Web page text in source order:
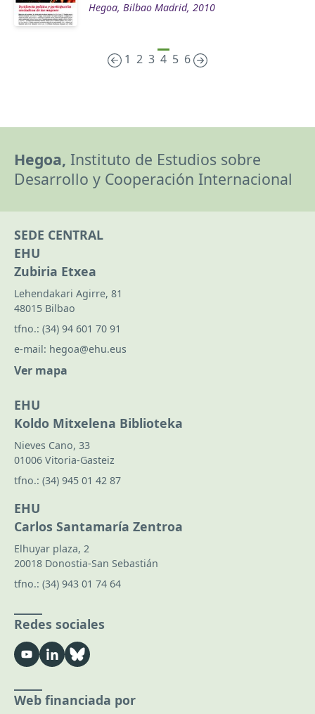
Hegoa, Bilbao Madrid, 2010
1 2 3 4 5 6
Hegoa, Instituto de Estudios sobre
Desarrollo y Cooperación Internacional
SEDE CENTRAL
EHU
Zubiria Etxea
Lehendakari Agirre, 81
48015 Bilbao
tfno.: (34) 94 601 70 91
e-mail: hegoa@ehu.eus
Ver mapa
EHU
Koldo Mitxelena Biblioteka
Nieves Cano, 33
01006 Vitoria-Gasteiz
tfno.: (34) 945 01 42 87
EHU
Carlos Santamaría Zentroa
Elhuyar plaza, 2
20018 Donostia-San Sebastián
tfno.: (34) 943 01 74 64
Redes sociales
Web financiada por